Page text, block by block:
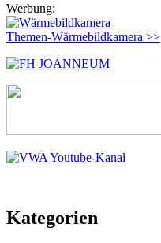
Werbung:
Themen-Wärmebildkamera >>
Kategorien